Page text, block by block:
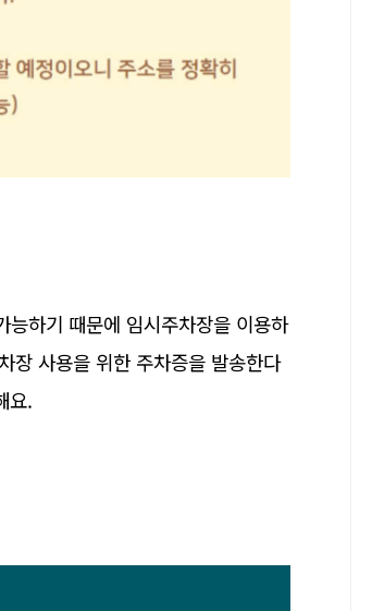
하기 때문에 임시주차장을 이용하
장 사용을 위한 주차증을 발송한다
요.